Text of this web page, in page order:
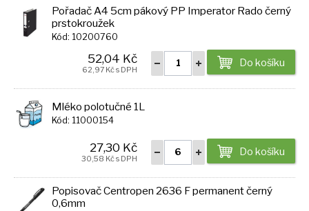
Pořadač A4 5cm pákový PP Imperator Rado černý
prstokroužek
Kód: 10200760
Do košíku
52,04 Kč
62,97 Kč s DPH
Mléko polotučné 1L
Kód: 11000154
Do košíku
27,30 Kč
30,58 Kč s DPH
Popisovač Centropen 2636 F permanent černý
0,6mm